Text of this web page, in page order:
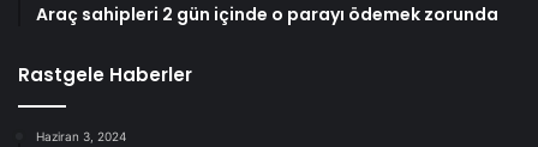
Araç sahipleri 2 gün içinde o parayı ödemek zorunda
Rastgele Haberler
Haziran 3, 2024